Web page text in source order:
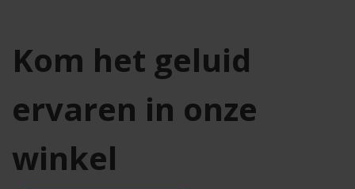
Kom het geluid
ervaren in onze
winkel